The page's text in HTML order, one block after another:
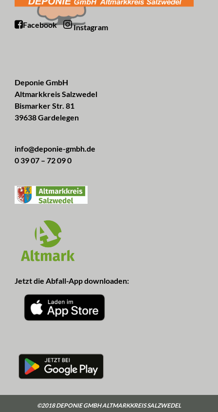
Facebook Instagram
Deponie GmbH
Altmarkkreis Salzwedel
Bismarker Str. 81
39638 Gardelegen
info@deponie-gmbh.de
0 39 07 – 72 09 0
Jetzt die Abfall-App downloaden:
©2018 DEPONIE GMBH ALTMARKKREIS SALZWEDEL